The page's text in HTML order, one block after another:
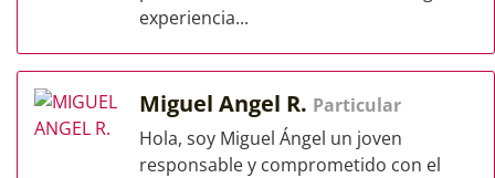
experiencia...
Miguel Angel R. Particular
Hola, soy Miguel Ángel un joven
responsable y comprometido con el